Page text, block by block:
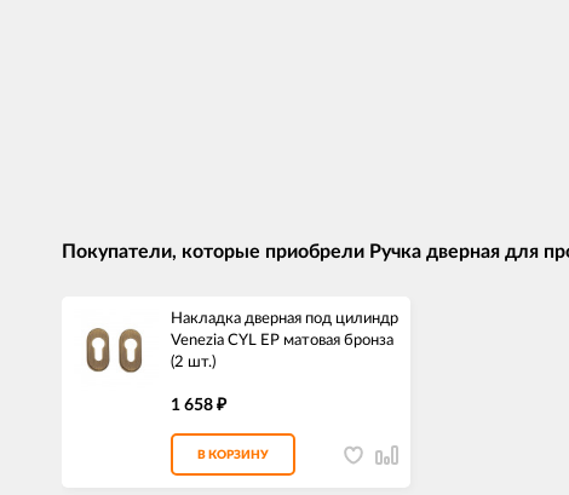
Покупатели, которые приобрели Ручка дверная для
Накладка дверная под цилиндр
Venezia CYL EP матовая бронза
(2 шт.)
1 658 ₽
В КОРЗИНУ